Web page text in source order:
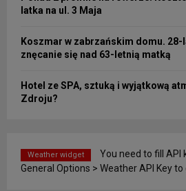
latka na ul. 3 Maja
Koszmar w zabrzańskim domu.
znęcanie się nad 63-letnią matką
Hotel ze SPA, sztuką i wyjątkową
Zdroju?
Weather widget
You need to fill API
General Options > Weather API Key